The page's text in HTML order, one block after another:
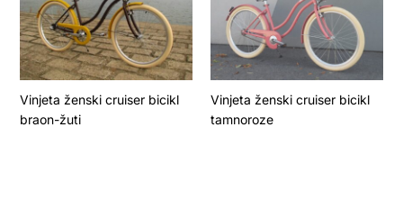
Vinjeta ženski cruiser bicikl
braon-žuti
Vinjeta ženski cruiser bicikl
tamnoroze